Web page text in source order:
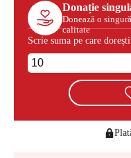
Donație
Donează o
calitate
Scrie suma pe care